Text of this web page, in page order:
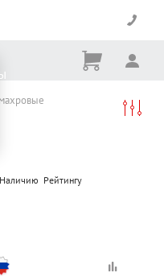
Корзина
Ничего
Наличию Рейтингу